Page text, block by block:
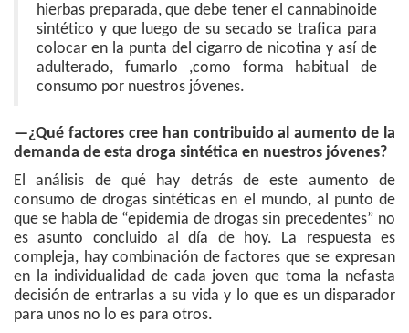
hierbas preparada, que debe tener el cannabinoide
sintético y que luego de su secado se trafica para
colocar en la punta del cigarro de nicotina y así de
adulterado, fumarlo ,como forma habitual de
consumo por nuestros jóvenes.
—¿Qué factores cree han contribuido al aumento de la
demanda de esta droga sintética en nuestros jóvenes?
El análisis de qué hay detrás de este aumento de
consumo de drogas sintéticas en el mundo, al punto de
que se habla de “epidemia de drogas sin precedentes” no
es asunto concluido al día de hoy. La respuesta es
compleja, hay combinación de factores que se expresan
en la individualidad de cada joven que toma la nefasta
decisión de entrarlas a su vida y lo que es un disparador
para unos no lo es para otros.